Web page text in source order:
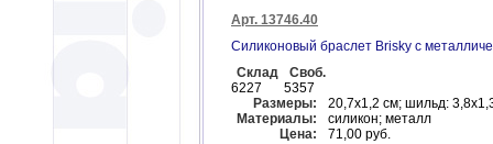
Арт. 13746.40
Силиконовый браслет Brisky с
Склад
Своб.
6227
5357
Размеры:
20,7х1,2 см; шильд:
Материалы:
силикон; металл
Цена:
71,00 руб.